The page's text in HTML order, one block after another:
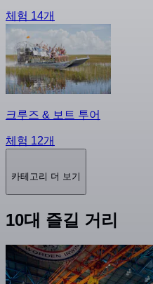
체험 14개
크루즈 & 보트 투어
체험 12개
카테고리 더 보기
10대 즐길 거리